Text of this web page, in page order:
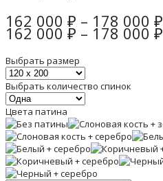
162 000 ₽ – 178 000 ₽
162 000 ₽ – 178 000 ₽
Выбрать размер
Выбрать количество спинок
Цвета патина